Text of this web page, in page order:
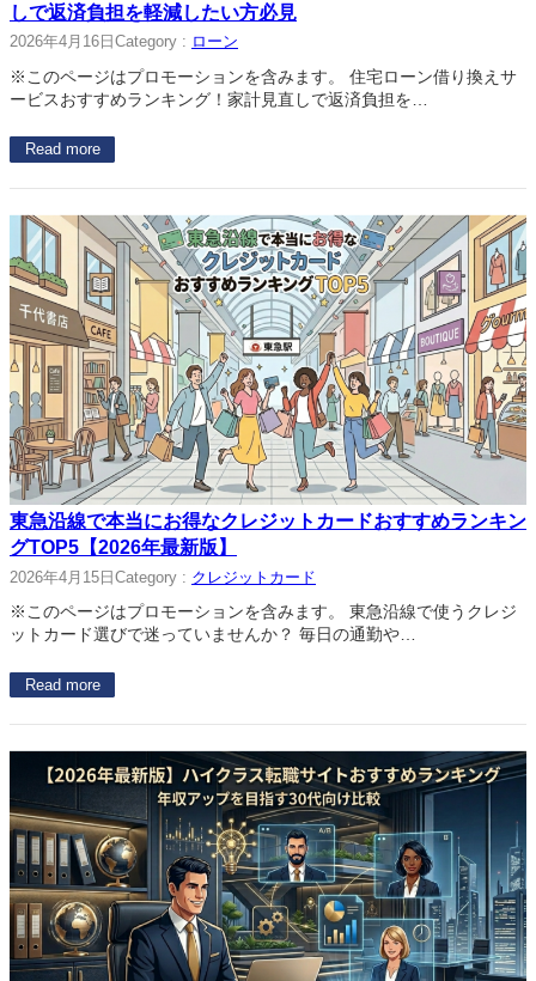
しで返済負担を軽減したい方必見
2026年4月16日 Category : ローン
※このページはプロモーションを含みます。 住宅ローン借り換えサ
ービスおすすめランキング！家計見直しで返済負担を…
Read more
東急沿線で本当にお得なクレジットカードおすすめランキン
グTOP5【2026年最新版】
2026年4月15日 Category : クレジットカード
※このページはプロモーションを含みます。 東急沿線で使うクレジ
ットカード選びで迷っていませんか？ 毎日の通勤や…
Read more